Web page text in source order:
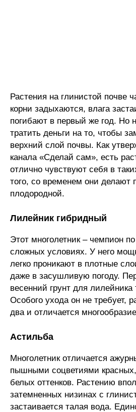
Растения на глинистой почве
корни задыхаются, влага
погибают в первый же год. Но
тратить деньги на то, чтобы
верхний слой почвы. Как
канала «Сделай сам», есть
отлично чувствуют себя в
того, со временем они делают
плодородной.
Лилейник гибридный
Этот многолетник – чемпион
сложных условиях. У него
легко проникают в плотные
даже в засушливую погоду.
весенний грунт для
Особого ухода он не требует,
два и отличается
Астильба
Многолетник отличается
пышными соцветиями
белых оттенков. Растению
затемненных низинах с
застаивается талая вода.